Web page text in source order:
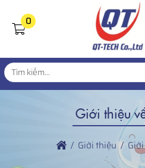
0
Giới thiệu
Giới thiệu